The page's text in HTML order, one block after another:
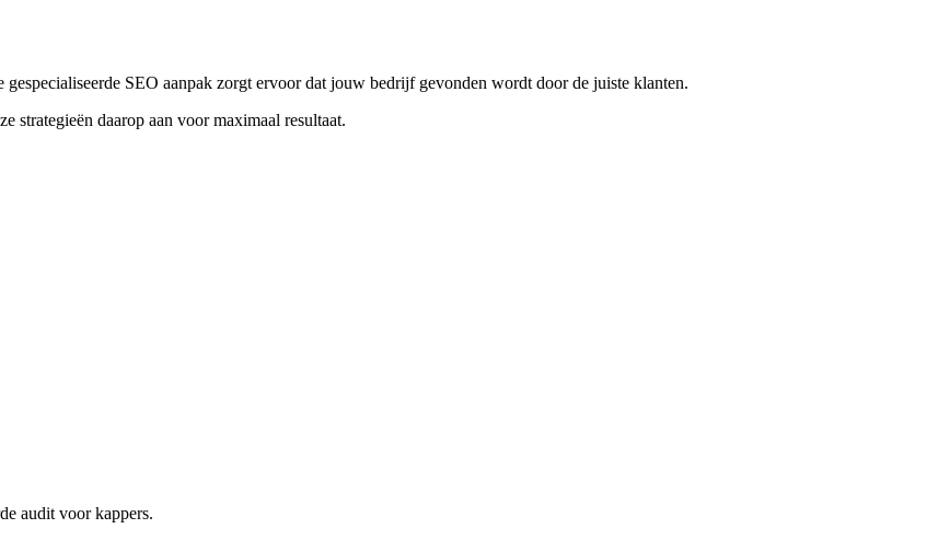
SEO aanpak zorgt ervoor dat jouw bedrijf gevonden wordt door de juiste klanten.
strategieën daarop aan voor maximaal resultaat.
audit voorkappers.